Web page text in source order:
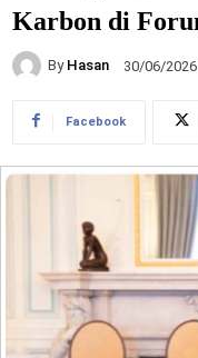
Karbon di
By Hasan 30/06/2026
Facebook